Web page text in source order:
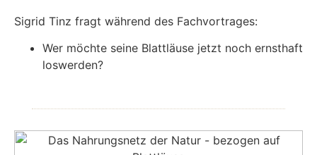
Sig­rid Tinz fragt wäh­rend des Fach­vor­tra­ges:
Wer möch­te sei­ne Blatt­läu­se jetzt noch ernst­haft
los­wer­den?